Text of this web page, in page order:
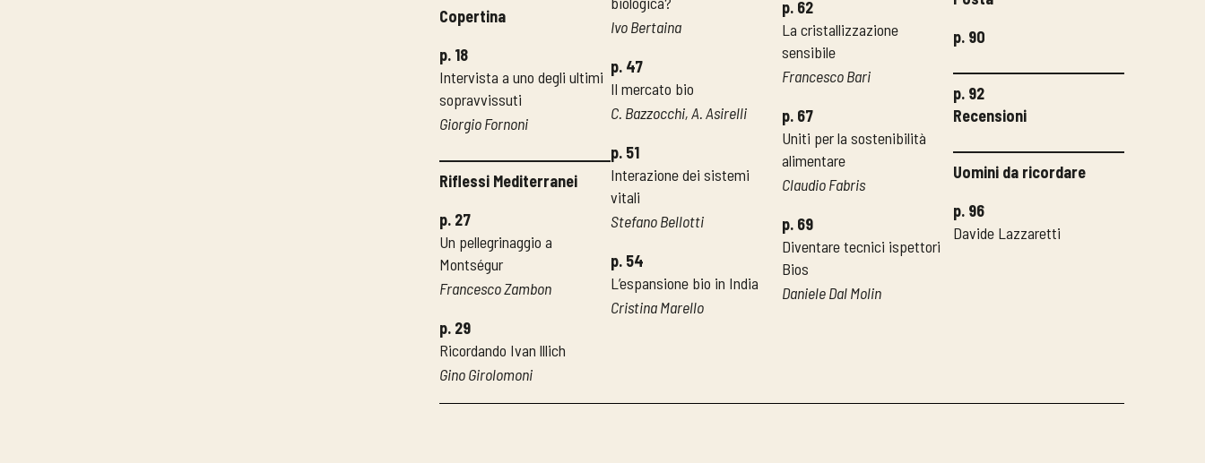
Copertina
p. 18
Intervista a uno degli ultimi
sopravvissuti
Giorgio Fornoni
Riflessi Mediterranei
p. 27
Un pellegrinaggio a
Montségur
Francesco Zambon
p. 29
Ricordando Ivan lllich
Gino Girolomoni
Ivo Bertaina
p. 47
Il mercato bio
C. Bazzocchi, A. Asirelli
p. 51
Interazione dei sistemi
vitali
Stefano Bellotti
p. 54
L’espansione bio in India
Cristina Marello
p. 62
La cristallizzazione
sensibile
Francesco Bari
p. 67
Uniti per la sostenibilità
alimentare
Claudio Fabris
p. 69
Diventare tecnici ispettori
Bios
Daniele Dal Molin
p. 90
p. 92
Recensioni
Uomini da ricordare
p. 96
Davide Lazzaretti